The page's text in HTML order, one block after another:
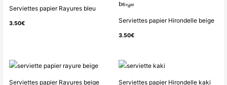
Serviettes papier Rayures bleu
3.50€ Serviettes papier Hirondelle beige
3.50€
Serviettes papier Rayures beige Serviettes papier Hirondelle kaki